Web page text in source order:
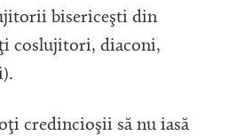
bisericeşti din
coslujitori, diaconi,
credincioşii să nu iasă